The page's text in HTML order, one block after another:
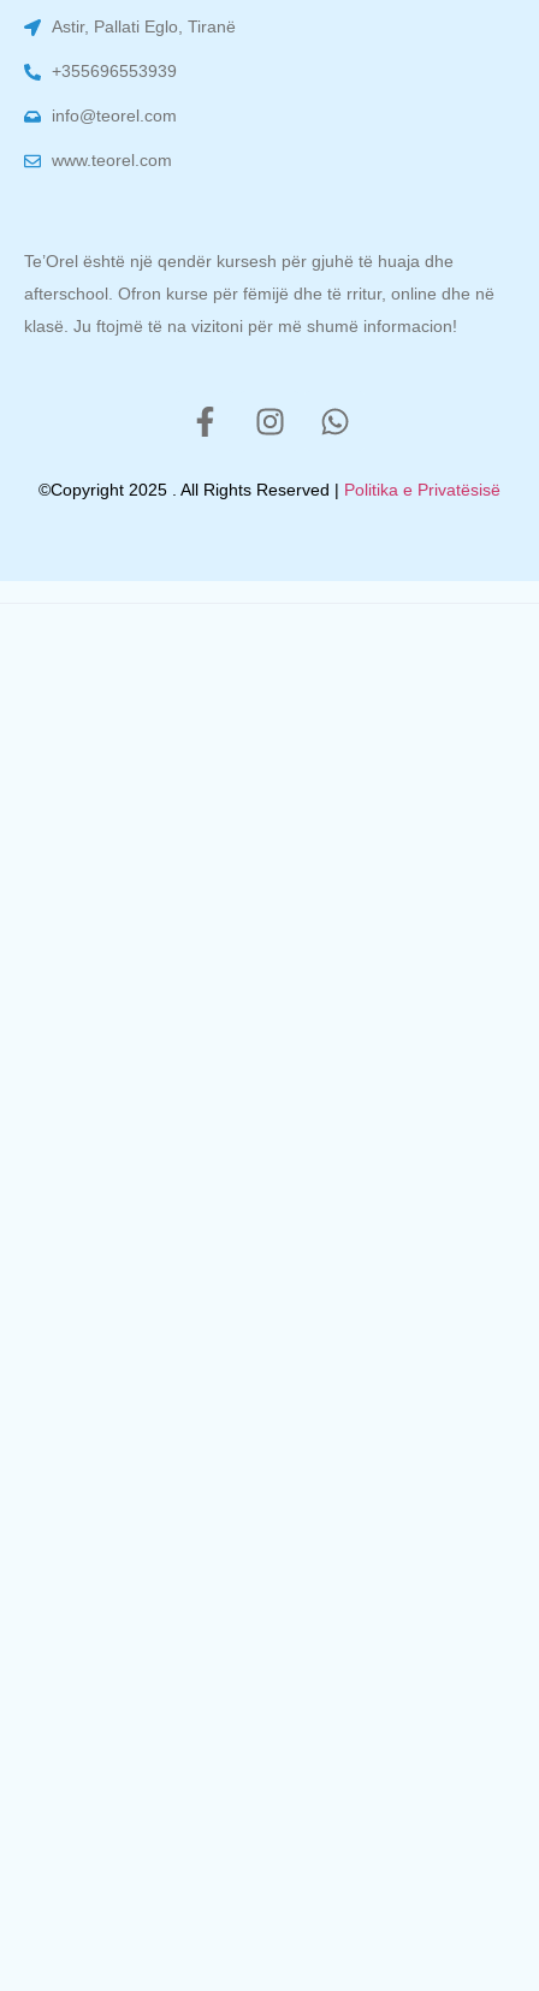
Astir, Pallati Eglo, Tiranë
+355696553939
info@teorel.com
www.teorel.com
Te’Orel është një qendër kursesh për gjuhë të huaja dhe
afterschool. Ofron kurse për fëmijë dhe të rritur, online dhe në
klasë. Ju ftojmë të na vizitoni për më shumë informacion!
©Copyright 2025 . All Rights Reserved | Politika e Privatësisë